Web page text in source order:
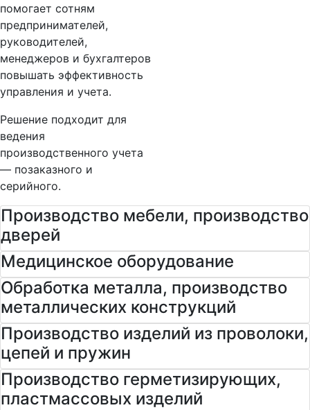
помогает сотням
предпринимателей,
руководителей,
менеджеров и бухгалтеров
повышать эффективность
управления и учета.
Решение подходит для
ведения
производственного учета
— позаказного и
серийного.
Производство мебели, производство
дверей
Медицинское оборудование
Обработка металла, производство
металлических конструкций
Производство изделий из проволоки,
цепей и пружин
Производство герметизирующих,
пластмассовых изделий